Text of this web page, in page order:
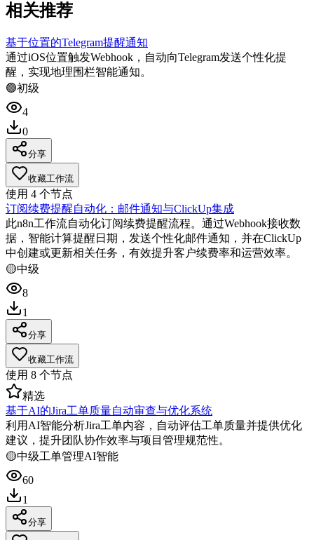
相关推荐
基于位置的Telegram提醒通知
通过iOS位置触发Webhook，自动向Telegram发送个性化提
醒，实现地理围栏智能通知。
🟢初级
4
0
分享
收藏工作流
使用 4 个节点
订阅续费提醒自动化：邮件通知与ClickUp集成
此n8n工作流自动化订阅续费提醒流程。通过Webhook接收数
据，智能计算提醒日期，发送个性化邮件通知，并在ClickUp
中创建或更新相关任务，有效提升客户续费率和运营效率。
🟡中级
8
1
分享
收藏工作流
使用 8 个节点
精选
基于AI的Jira工单质量自动审查与优化系统
利用AI智能分析Jira工单内容，自动评估工单质量并提供优化
建议，提升团队协作效率与项目管理规范性。
🟡中级工单管理AI智能
60
1
分享